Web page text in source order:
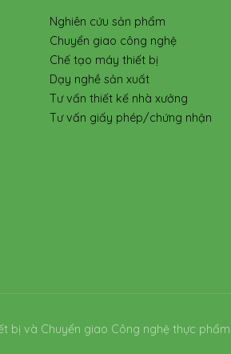
Nghiên cứu sản phẩm
Chuyển giao công nghệ
Chế tạo máy thiết bị
Dạy nghề sản xuất
Tư vấn thiết kế nhà xưởng
Tư vấn giấy phép/chứng nhận
bị và Chuyển giao Công nghệ thực